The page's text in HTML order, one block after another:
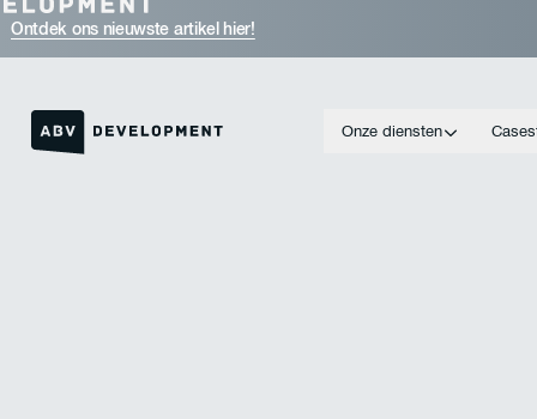
Ontdek ons nieuwste artikel hier!
Onze diensten